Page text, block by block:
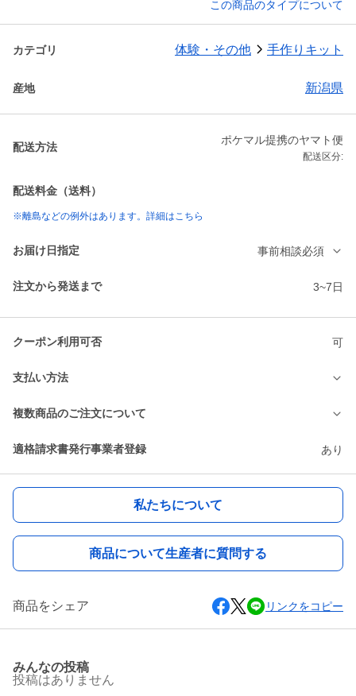
この商品のタイプについて
カテゴリ 体験・その他 手作りキット
産地 新潟県
配送方法
ポケマル提携のヤマト便
配送区分:
配送料金（送料）
※離島などの例外はあります。詳細はこちら
お届け日指定 事前相談必須
注文から発送まで 3~7日
クーポン利用可否 可
支払い方法
複数商品のご注文について
適格請求書発行事業者登録 あり
私たちについて
商品について生産者に質問する
商品をシェア リンクをコピー
みんなの投稿
投稿はありません